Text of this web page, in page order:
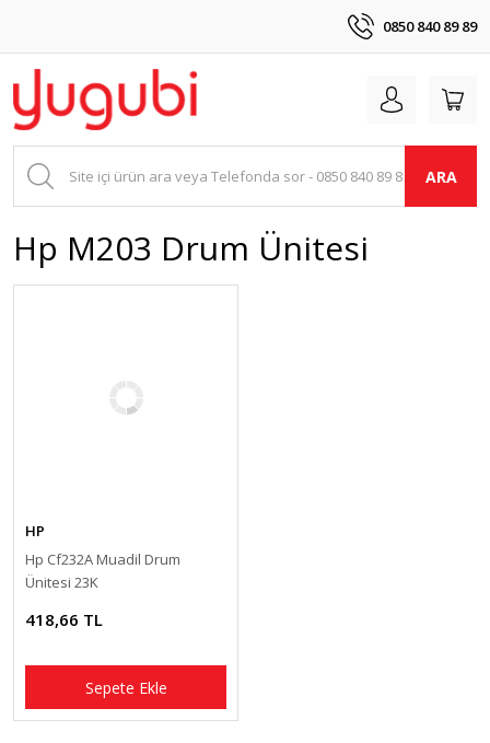
0850 840 89 89
ARA
Hp M203 Drum Ünitesi
HP
Hp Cf232A Muadil Drum
Ünitesi 23K
418,66 TL
Sepete Ekle